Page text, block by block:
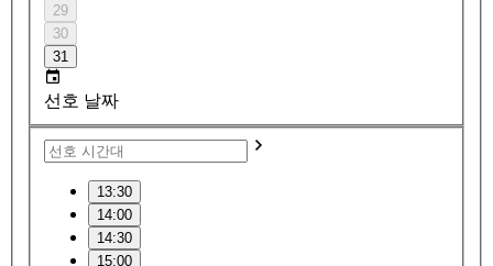
29
30
31
선호 날짜
13:30
14:00
14:30
15:00